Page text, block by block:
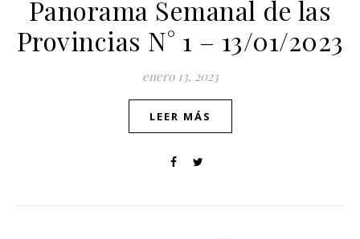
Panorama Semanal de las
Provincias N° 1 – 13/01/2023
enero 13, 2023
LEER MÁS